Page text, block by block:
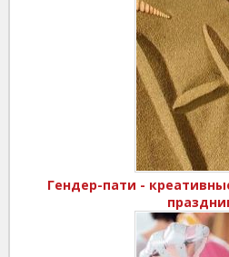
Гендер-пати -